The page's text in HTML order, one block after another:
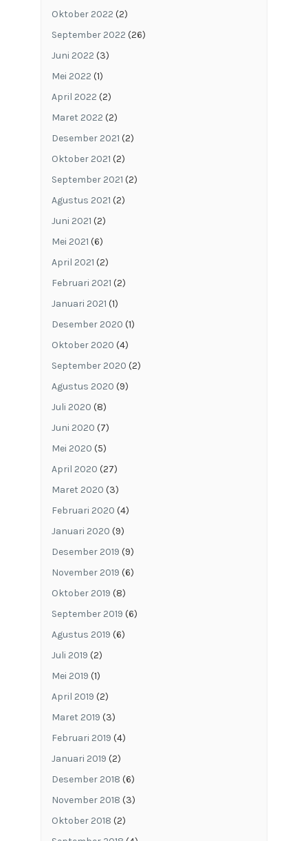
Oktober 2022 (2)
September 2022 (26)
Juni 2022 (3)
Mei 2022 (1)
April 2022 (2)
Maret 2022 (2)
Desember 2021 (2)
Oktober 2021 (2)
September 2021 (2)
Agustus 2021 (2)
Juni 2021 (2)
Mei 2021 (6)
April 2021 (2)
Februari 2021 (2)
Januari 2021 (1)
Desember 2020 (1)
Oktober 2020 (4)
September 2020 (2)
Agustus 2020 (9)
Juli 2020 (8)
Juni 2020 (7)
Mei 2020 (5)
April 2020 (27)
Maret 2020 (3)
Februari 2020 (4)
Januari 2020 (9)
Desember 2019 (9)
November 2019 (6)
Oktober 2019 (8)
September 2019 (6)
Agustus 2019 (6)
Juli 2019 (2)
Mei 2019 (1)
April 2019 (2)
Maret 2019 (3)
Februari 2019 (4)
Januari 2019 (2)
Desember 2018 (6)
November 2018 (3)
Oktober 2018 (2)